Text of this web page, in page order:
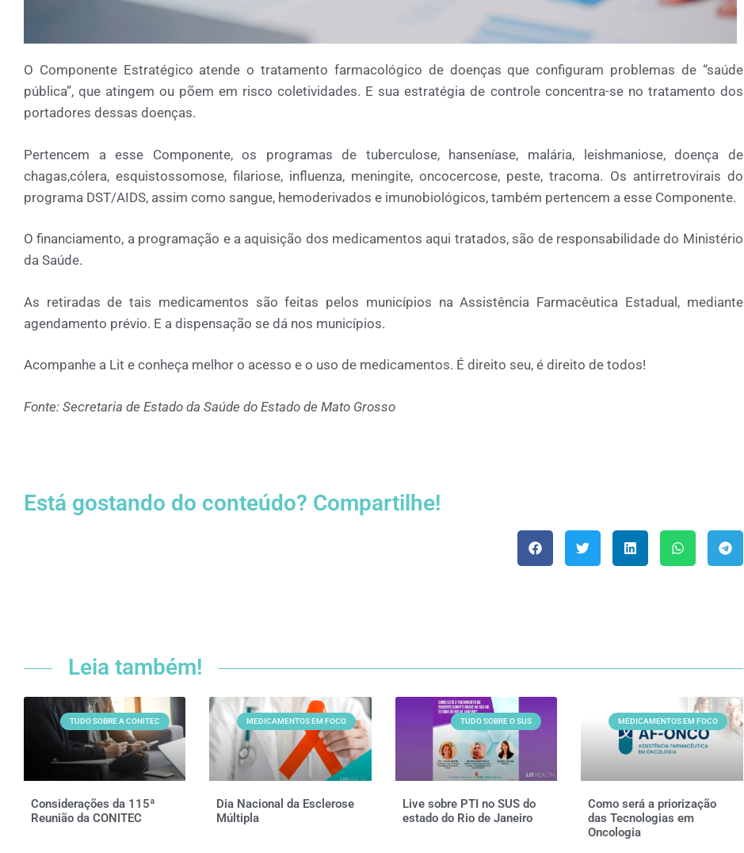
O Componente Estratégico atende o tratamento farmacológico de doenças que configuram problemas de “saúde
pública”, que atingem ou põem em risco coletividades. E sua estratégia de controle concentra-se no tratamento dos
portadores dessas doenças.
Pertencem a esse Componente, os programas de tuberculose, hanseníase, malária, leishmaniose, doença de
chagas,cólera, esquistossomose, filariose, influenza, meningite, oncocercose, peste, tracoma. Os antirretrovirais do
programa DST/AIDS, assim como sangue, hemoderivados e imunobiológicos, também pertencem a esse Componente.
O financiamento, a programação e a aquisição dos medicamentos aqui tratados, são de responsabilidade do Ministério
da Saúde.
As retiradas de tais medicamentos são feitas pelos municípios na Assistência Farmacêutica Estadual, mediante
agendamento prévio. E a dispensação se dá nos municípios.
Acompanhe a Lit e conheça melhor o acesso e o uso de medicamentos. É direito seu, é direito de todos!
Fonte: Secretaria de Estado da Saúde do Estado de Mato Grosso
Está gostando do conteúdo? Compartilhe!
Leia também!
TUDO SOBRE A CONITEC
Considerações da 115ª
Reunião da CONITEC
MEDICAMENTOS EM FOCO
Dia Nacional da Esclerose
Múltipla
TUDO SOBRE O SUS
Live sobre PTI no SUS do
estado do Rio de Janeiro
MEDICAMENTOS EM FOCO
Como será a priorização
das Tecnologias em
Oncologia